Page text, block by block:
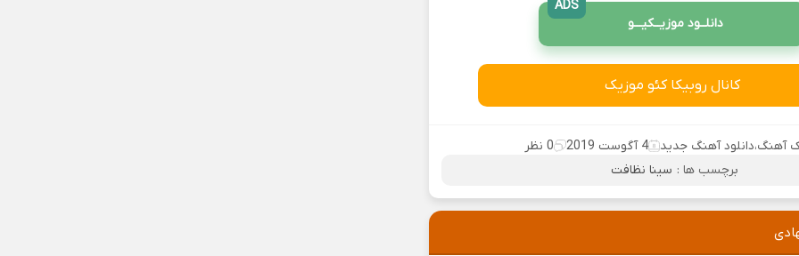
دانلــود موزیــکیـــو
ADS
کانال روبیکا کئو موزیک
آهنگ،دانلود آهنگ جدید 4 آگوست 2019
0 نظر
برچسب ها : سینا نظافت